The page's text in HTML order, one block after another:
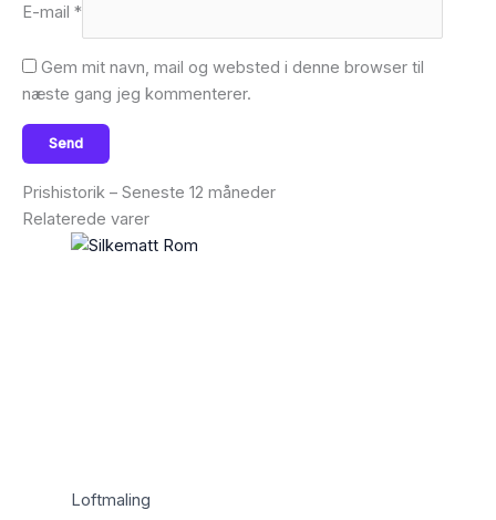
E-mail *
Gem mit navn, mail og websted i denne browser til
næste gang jeg kommenterer.
Prishistorik – Seneste 12 måneder
Relaterede varer
Loftmaling